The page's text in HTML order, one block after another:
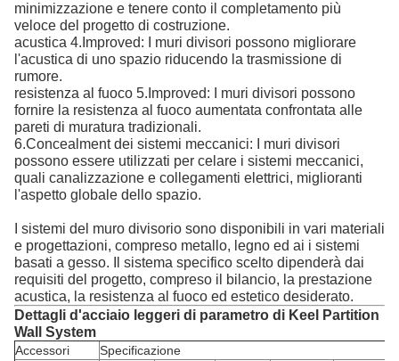
minimizzazione e tenere conto il completamento più
veloce del progetto di costruzione.
acustica 4.Improved: I muri divisori possono migliorare
l'acustica di uno spazio riducendo la trasmissione di
rumore.
resistenza al fuoco 5.Improved: I muri divisori possono
fornire la resistenza al fuoco aumentata confrontata alle
pareti di muratura tradizionali.
6.Concealment dei sistemi meccanici: I muri divisori
possono essere utilizzati per celare i sistemi meccanici,
quali canalizzazione e collegamenti elettrici, miglioranti
l'aspetto globale dello spazio.
I sistemi del muro divisorio sono disponibili in vari materiali
e progettazioni, compreso metallo, legno ed ai i sistemi
basati a gesso. Il sistema specifico scelto dipenderà dai
requisiti del progetto, compreso il bilancio, la prestazione
acustica, la resistenza al fuoco ed estetico desiderato.
Dettagli d'acciaio leggeri di parametro di Keel Partition
Wall System
Accessori
Specificazione